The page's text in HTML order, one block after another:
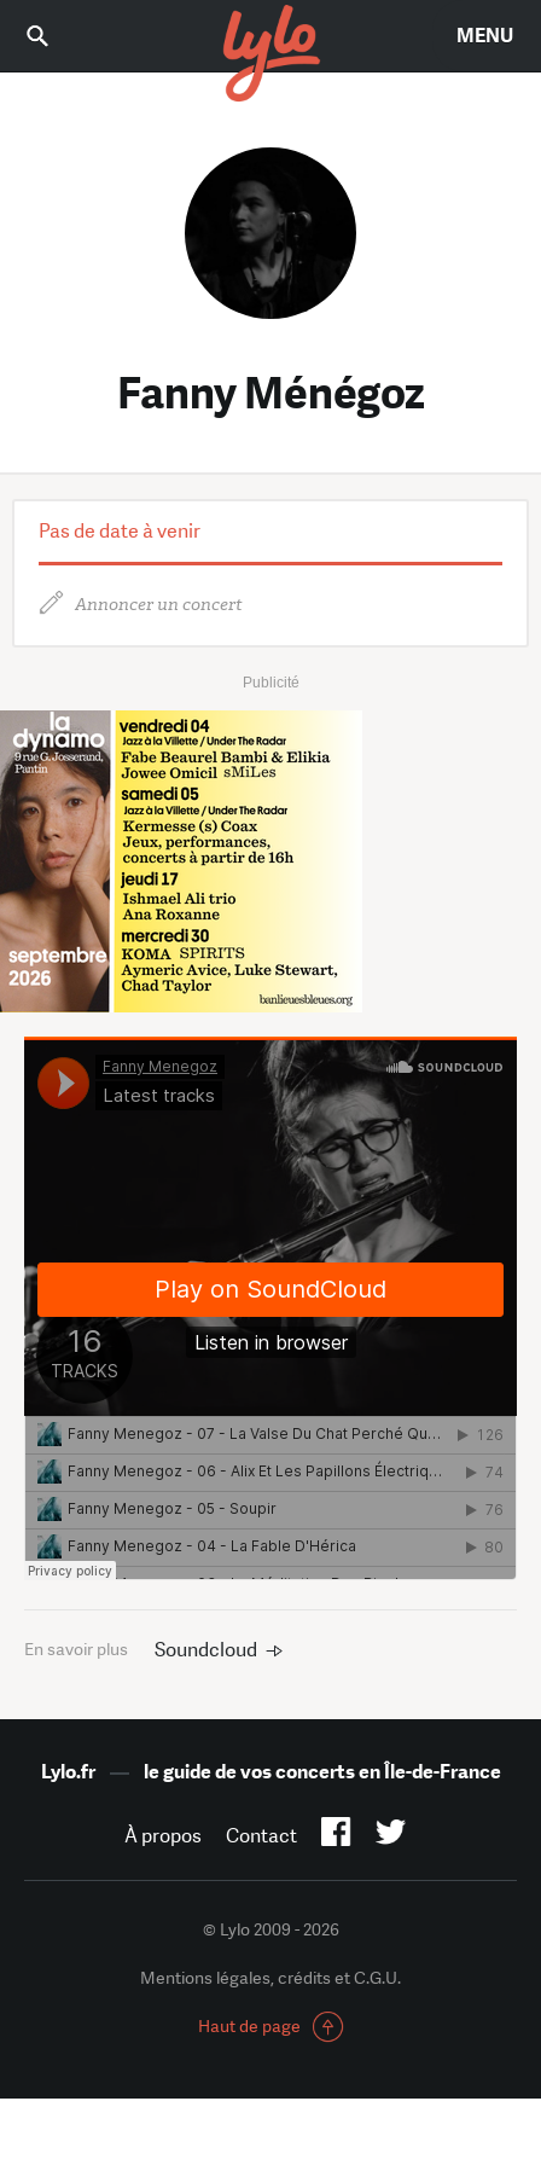
MENU
Fanny Ménégoz
Pas de date à venir
Annoncer un concert
Publicité
En savoir plus Soundcloud
Lylo.fr— le guide de vos concerts en Île-de-France
À propos Contact
© Lylo 2009 - 2026
Mentions légales, crédits et C.G.U.
Haut de page